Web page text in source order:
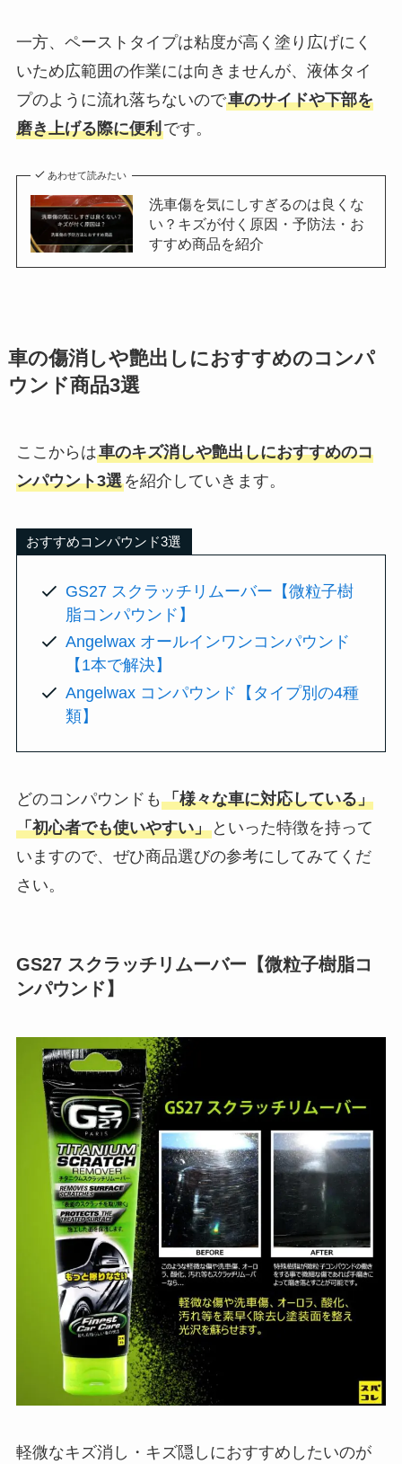
一方、ペーストタイプは粘度が高く塗り広げにく
いため広範囲の作業には向きませんが、液体タイ
プのように流れ落ちないので車のサイドや下部を
磨き上げる際に便利です。
あわせて読みたい
洗車傷を気にしすぎるのは良くな
い？キズが付く原因・予防法・お
すすめ商品を紹介
車の傷消しや艶出しにおすすめのコンパ
ウンド商品3選
ここからは車のキズ消しや艶出しにおすすめのコ
ンパウント3選を紹介していきます。
おすすめコンパウンド3選
GS27 スクラッチリムーバー【微粒子樹
脂コンパウンド】
Angelwax オールインワンコンパウンド
【1本で解決】
Angelwax コンパウンド【タイプ別の4種
類】
どのコンパウンドも 「様々な車に対応している」
「初心者でも使いやすい」といった特徴を持って
いますので、ぜひ商品選びの参考にしてみてくだ
さい。
GS27 スクラッチリムーバー【微粒子樹脂コ
ンパウンド】
軽微なキズ消し・キズ隠しにおすすめしたいのが